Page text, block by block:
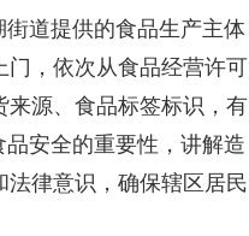
道提供的食品生产主体
门，依次从食品经营许可
来源、食品标签标识，有
安全的重要性，讲解造
律意识，确保辖区居民